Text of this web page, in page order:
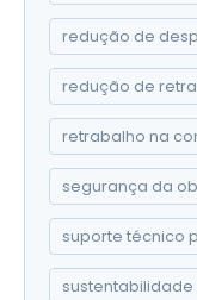
redução de
redução de
retrabalho na
segurança da
suporte técnico